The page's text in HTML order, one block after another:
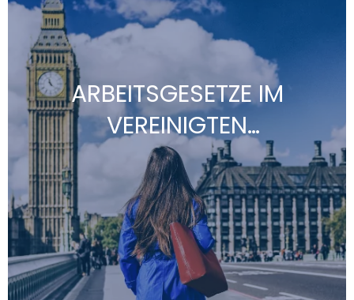
ARBEITSGESETZE IM
VEREINIGTEN
KÖNIGREICH
Expansionswillige Unternehmen sollten sich mit
den im Vereinigten Königreich geltenden
Arbeitsgesetzen vertraut machen, um rechtliche
Konsequenzen zu verhindern und bei der
Personalbeschaffung Erfolg zu haben. Altios
erklärt Ihnen, welche Arbeitsgesetze in
Großbritannien gelten und welche Auswirkungen
der Brexit auf die Einstellung ausländischer
Arbeitnehmer hat.